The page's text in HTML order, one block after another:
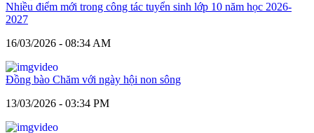
Nhiều điểm mới trong công tác tuyển sinh lớp 10 năm học 2026-
2027
16/03/2026 - 08:34 AM
Đồng bào Chăm với ngày hội non sông
13/03/2026 - 03:34 PM